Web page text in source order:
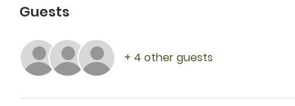
Guests
+ 4 other guests